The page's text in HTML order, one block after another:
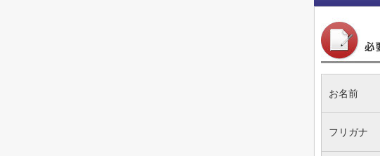
お名前
フリガナ